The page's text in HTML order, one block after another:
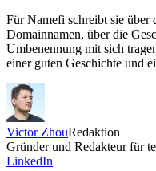
Für Namefi schreibt sie
Domainnamen, über die
Umbenennung mit sich
einer guten Geschichte und
Victor ZhouRedaktion
Gründer und Redakteur für
LinkedIn